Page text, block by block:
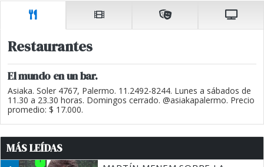
Restaurantes
El mundo en un bar.
Asiaka. Soler 4767, Palermo. 11.2492-8244. Lunes a sábados de
11.30 a 23.30 horas. Domingos cerrado. @asiakapalermo. Precio
promedio: $ 17.000.
MÁS LEÍDAS